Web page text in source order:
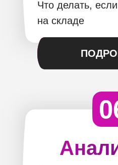
Что делать,
на складе